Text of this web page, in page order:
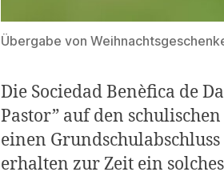
Übergabe von
Die Sociedad Benèfica de
Pastor” auf den
einen
erhalten zur Zeit ein